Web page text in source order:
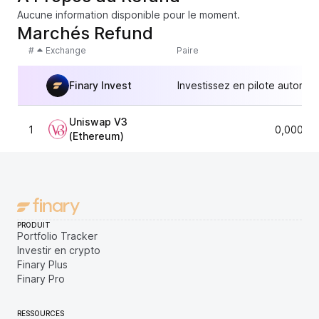
Aucune information disponible pour le moment.
Marchés Refund
# Exchange Paire
Finary Invest Investissez en pilote
1
Uniswap V3
(Ethereum)
PRODUIT
Portfolio Tracker
Investir en crypto
Finary Plus
Finary Pro
RESSOURCES